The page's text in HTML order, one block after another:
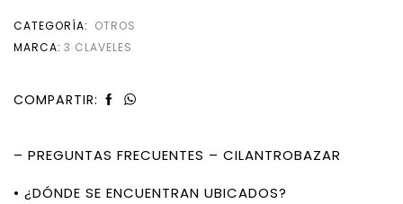
CATEGORÍA: OTROS
MARCA: 3 CLAVELES
COMPARTIR:
– PREGUNTAS FRECUENTES – CILANTROBAZAR
• ¿DÓNDE SE ENCUENTRAN UBICADOS?